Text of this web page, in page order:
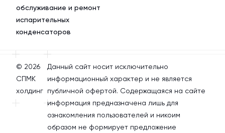
обслуживание и ремонт
испарительных
конденсаторов
© 2026
СПМК
холдинг
Данный сайт носит исключительно
информационный характер и не является
публичной офертой. Содержащаяся на сайте
информация предназначена лишь для
ознакомления пользователей и никоим
образом не формирует предложение